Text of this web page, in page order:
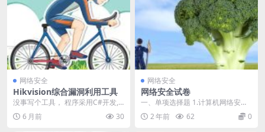
网络安全
Hikvision综合漏洞利用工具
没事写个工具， 程序采用C#开发,
首次使用请安装依赖： NET8.0 声
明：仅...
6 月前 30
网络安全
网络安全试卷
一、单项选择题 1.计算机网络安全
的目标不包括( C ) A.保密性 B.不...
2 年前 62 0